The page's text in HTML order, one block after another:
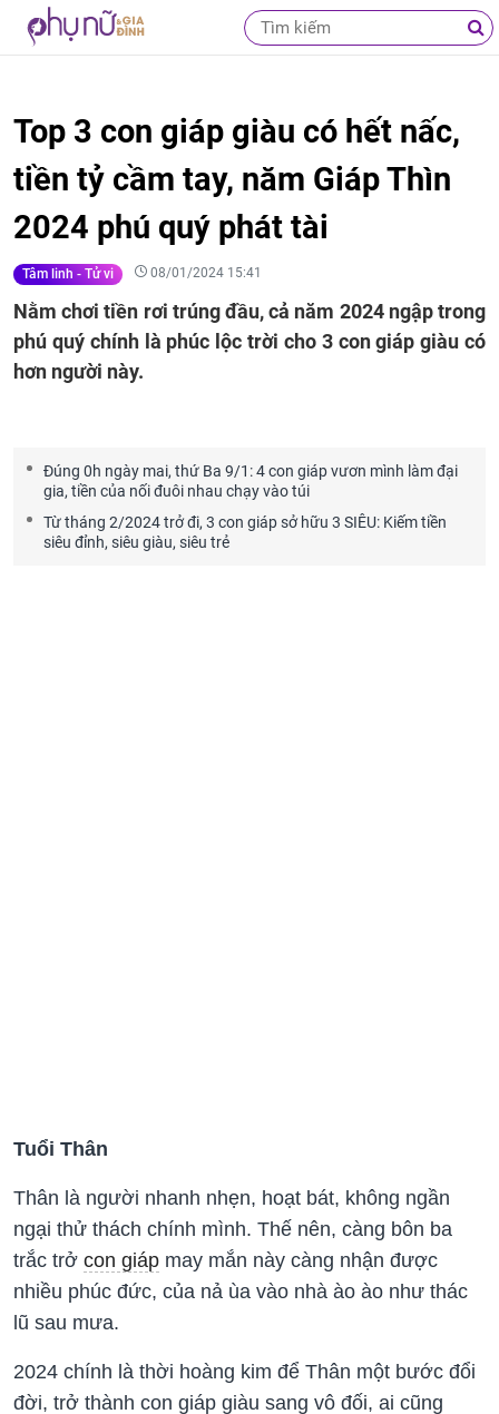
Top 3 con giáp giàu có hết nấc,
tiền tỷ cầm tay, năm Giáp Thìn
2024 phú quý phát tài
Tâm linh - Tử vi 08/01/2024 15:41
Nằm chơi tiền rơi trúng đầu, cả năm 2024 ngập trong
phú quý chính là phúc lộc trời cho 3 con giáp giàu có
hơn người này.
Đúng 0h ngày mai, thứ Ba 9/1: 4 con giáp vươn mình làm đại
gia, tiền của nối đuôi nhau chạy vào túi
Từ tháng 2/2024 trở đi, 3 con giáp sở hữu 3 SIÊU: Kiếm tiền
siêu đỉnh, siêu giàu, siêu trẻ
Tuổi Thân
Thân là người nhanh nhẹn, hoạt bát, không ngần
ngại thử thách chính mình. Thế nên, càng bôn ba
trắc trở con giáp may mắn này càng nhận được
nhiều phúc đức, của nả ùa vào nhà ào ào như thác
lũ sau mưa.
2024 chính là thời hoàng kim để Thân một bước đổi
đời, trở thành con giáp giàu sang vô đối, ai cũng